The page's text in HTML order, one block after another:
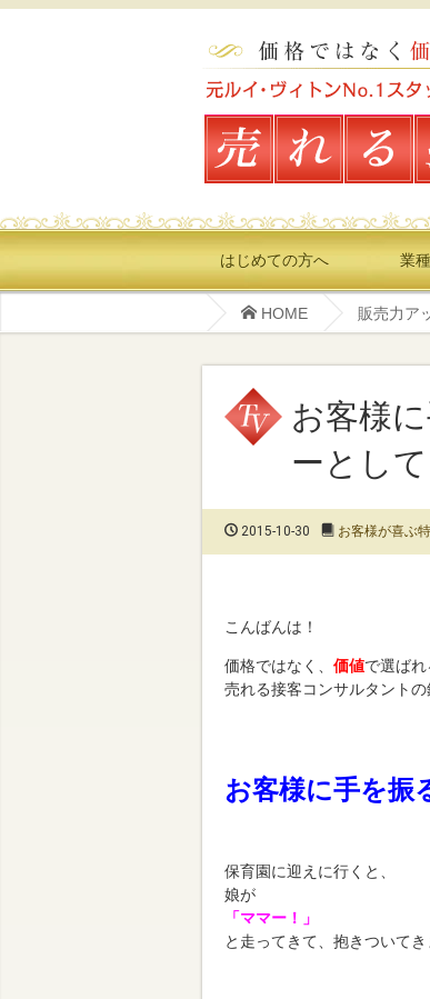
はじめての方へ 業
HOME 販売力ア
お客様
ーとし
2015-10-30 お客様が喜ぶ
こんばんは！
価格ではなく、 価値で選ばれ
売れる接客コンサルタントの
お客様に手を振
保育園に迎えに行くと、
娘が
「ママー！」
と走ってきて、抱きついてき